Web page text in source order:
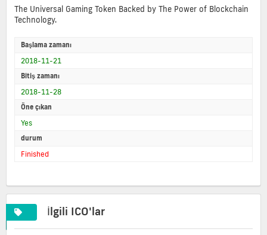
The Universal Gaming Token Backed by The Power of Blockchain
Technology.
Başlama zamanı
2018-11-21
Bitiş zamanı
2018-11-28
Öne çıkan
Yes
durum
Finished
İlgili ICO'lar